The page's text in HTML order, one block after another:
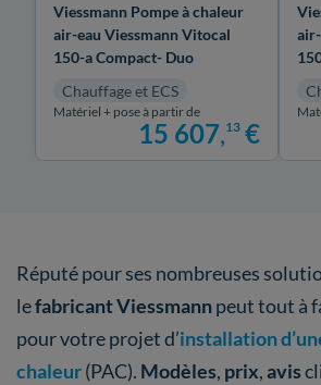
Viessmann Pompe à chaleur
air-eau Viessmann Vitocal
150-a Compact- Duo
Chauffage et ECS
Matériel + pose à partir de
15 607,13 €
Réputé pour ses nombreuses
lefabricant Viessmannpeut tout à
pour votre projet d’installation
chaleur(PAC). Modèles, prix,avis